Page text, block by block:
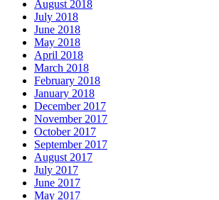
August 2018
July 2018
June 2018
May 2018
April 2018
March 2018
February 2018
January 2018
December 2017
November 2017
October 2017
September 2017
August 2017
July 2017
June 2017
May 2017